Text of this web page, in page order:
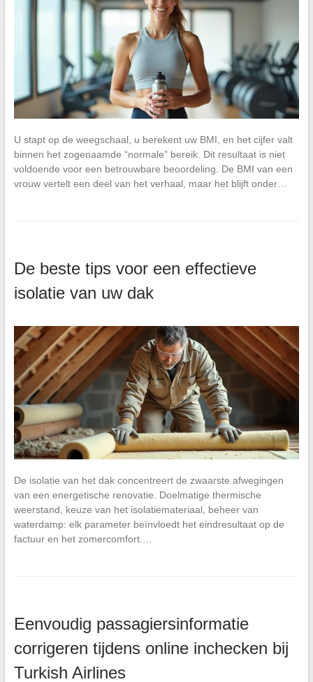
U stapt op de weegschaal, u berekent uw BMI, en het cijfer valt
binnen het zogenaamde “normale” bereik. Dit resultaat is niet
voldoende voor een betrouwbare beoordeling. De BMI van een
vrouw vertelt een deel van het verhaal, maar het blijft onder…
De beste tips voor een effectieve
isolatie van uw dak
De isolatie van het dak concentreert de zwaarste afwegingen
van een energetische renovatie. Doelmatige thermische
weerstand, keuze van het isolatiemateriaal, beheer van
waterdamp: elk parameter beïnvloedt het eindresultaat op de
factuur en het zomercomfort.…
Eenvoudig passagiersinformatie
corrigeren tijdens online inchecken bij
Turkish Airlines